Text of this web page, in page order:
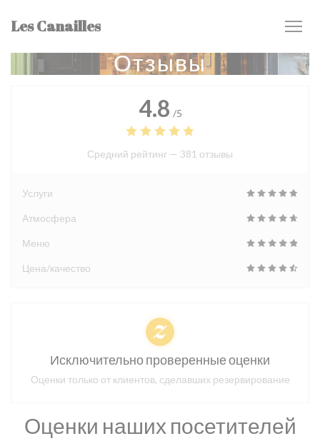
Les Canailles
Отзывы
Оценки наших посетителей
4.8 /5
Средний рейтинг — 381 отзывы
Услуги
Атмосфера
Меню
Цена/качество
Исключительно проверенные оценки
Оценки только от клиентов, сделавших резервирование